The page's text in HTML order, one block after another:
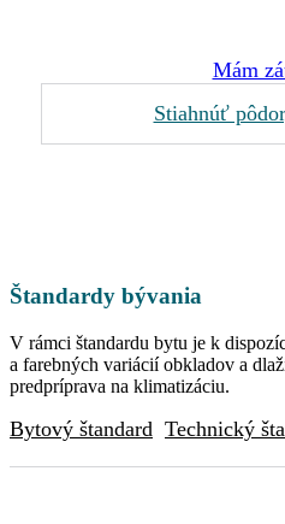
Mám
Stiahnúť
Štandardy bývania
V rámci štandardu bytu je k
a farebných variácií obkladov a
predpríprava na klimatizáciu.
Bytový štandard Technický